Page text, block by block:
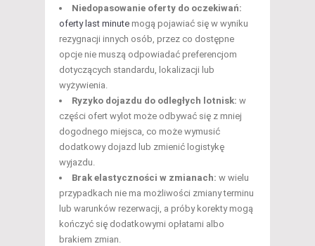
Niedopasowanie oferty do oczekiwań:
oferty last minute mogą pojawiać się w wyniku
rezygnacji innych osób, przez co dostępne
opcje nie muszą odpowiadać preferencjom
dotyczących standardu, lokalizacji lub
wyżywienia.
Ryzyko dojazdu do odległych lotnisk: w
części ofert wylot może odbywać się z mniej
dogodnego miejsca, co może wymusić
dodatkowy dojazd lub zmienić logistykę
wyjazdu.
Brak elastyczności w zmianach: w wielu
przypadkach nie ma możliwości zmiany terminu
lub warunków rezerwacji, a próby korekty mogą
kończyć się dodatkowymi opłatami albo
brakiem zmian.